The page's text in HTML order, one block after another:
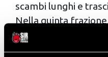
scambi lunghi e
Nella quinta
spinta da Oleh
sera si laurea mvp